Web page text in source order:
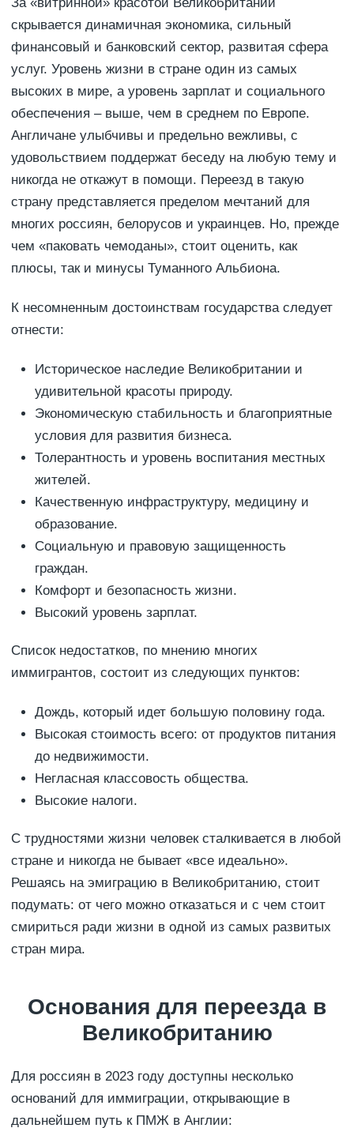
За «витринной» красотой Великобритании
скрывается динамичная экономика, сильный
финансовый и банковский сектор, развитая сфера
услуг. Уровень жизни в стране один из самых
высоких в мире, а уровень зарплат и социального
обеспечения – выше, чем в среднем по Европе.
Англичане улыбчивы и предельно вежливы, с
удовольствием поддержат беседу на любую тему и
никогда не откажут в помощи. Переезд в такую
страну представляется пределом мечтаний для
многих россиян, белорусов и украинцев. Но, прежде
чем «паковать чемоданы», стоит оценить, как
плюсы, так и минусы Туманного Альбиона.
К несомненным достоинствам государства следует
отнести:
Историческое наследие Великобритании и
удивительной красоты природу.
Экономическую стабильность и благоприятные
условия для развития бизнеса.
Толерантность и уровень воспитания местных
жителей.
Качественную инфраструктуру, медицину и
образование.
Социальную и правовую защищенность
граждан.
Комфорт и безопасность жизни.
Высокий уровень зарплат.
Список недостатков, по мнению многих
иммигрантов, состоит из следующих пунктов:
Дождь, который идет большую половину года.
Высокая стоимость всего: от продуктов питания
до недвижимости.
Негласная классовость общества.
Высокие налоги.
С трудностями жизни человек сталкивается в любой
стране и никогда не бывает «все идеально».
Решаясь на эмиграцию в Великобританию, стоит
подумать: от чего можно отказаться и с чем стоит
смириться ради жизни в одной из самых развитых
стран мира.
Основания для переезда в
Великобританию
Для россиян в 2023 году доступны несколько
оснований для иммиграции, открывающие в
дальнейшем путь к ПМЖ в Англии: